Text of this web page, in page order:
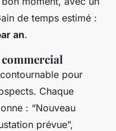
de temps estimé :
an.
commercial
pour
Chaque
: “Nouveau
prévue”,